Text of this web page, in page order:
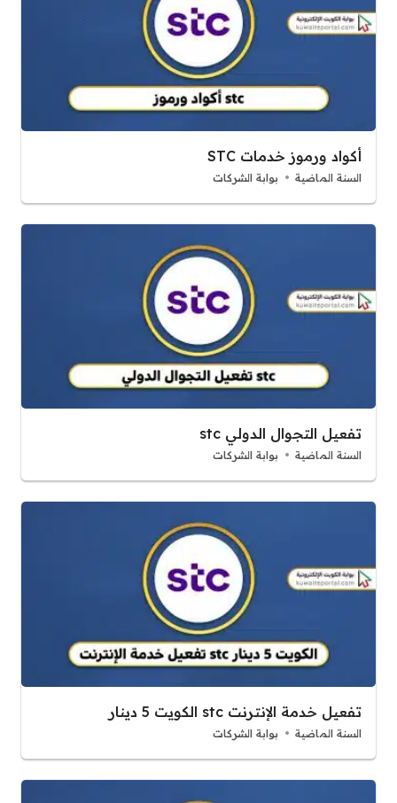
أكواد ورموز خدمات STC
السنة الماضية بوابة الشركات
تفعيل التجوال الدولي stc
السنة الماضية بوابة الشركات
تفعيل خدمة الإنترنت stc الكويت 5 دينار
السنة الماضية بوابة الشركات